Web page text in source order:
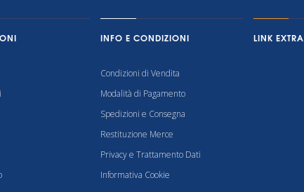
INFO E CONDIZIONI
Condizioni di Vendita
Modalità di Pagamento
Spedizioni e Consegna
Restituzione Merce
Privacy e Trattamento Dati
Informativa Cookie
LINK EXTRA